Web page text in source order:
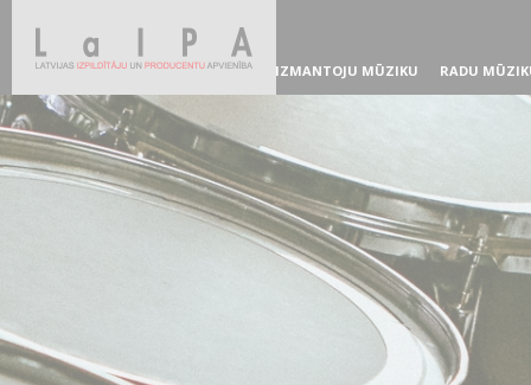
IZMANTOJU MŪZIKU RADU